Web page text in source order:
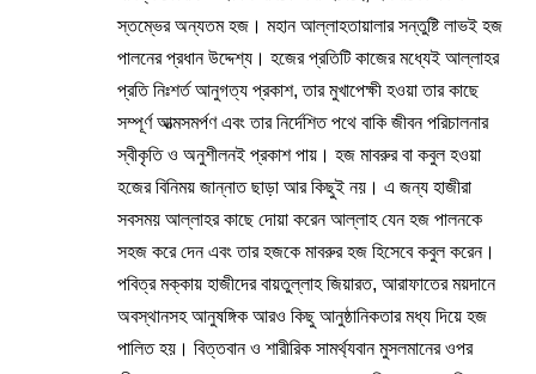
স্তম্ভের অন্যতম হজ। মহান আল্লাহতায়ালার সন্তুষ্টি লাভই হজ
পালনের প্রধান উদ্দেশ্য। হজের প্রতিটি কাজের মধ্যেই আল্লাহর
প্রতি নিঃশর্ত আনুগত্য প্রকাশ, তার মুখাপেক্ষী হওয়া তার কাছে
সম্পূর্ণ আত্মসমর্পণ এবং তার নির্দেশিত পথে বাকি জীবন পরিচালনার
স্বীকৃতি ও অনুশীলনই প্রকাশ পায়। হজ মাবরুর বা কবুল হওয়া
হজের বিনিময় জান্নাত ছাড়া আর কিছুই নয়। এ জন্য হাজীরা
সবসময় আল্লাহর কাছে দোয়া করেন আল্লাহ যেন হজ পালনকে
সহজ করে দেন এবং তার হজকে মাবরুর হজ হিসেবে কবুল করেন।
পবিত্র মক্কায় হাজীদের বায়তুল্লাহ জিয়ারত, আরাফাতের ময়দানে
অবস্থানসহ আনুষঙ্গিক আরও কিছু আনুষ্ঠানিকতার মধ্য দিয়ে হজ
পালিত হয়। বিত্তবান ও শারীরিক সামর্থ্যবান মুসলমানের ওপর